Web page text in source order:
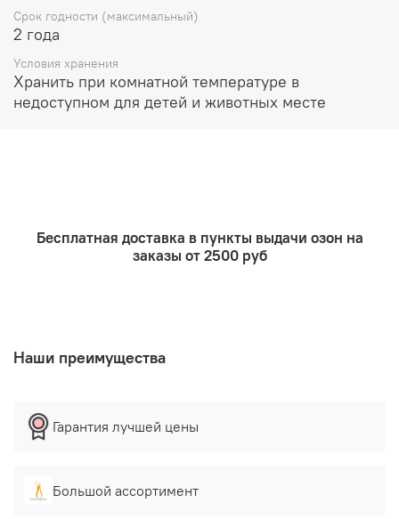
Растворимость:жирорастворим.
Растительные воски и парафин используется до 10%
Подходит для использования в мыле с нуля
Срок годности (максимальный)
2 года
Условия хранения
Хранить при комнатной температуре в
недоступном для детей и животных месте
Бесплатная доставка в пункты выдачи озон на
заказы от 2500 руб
Наши преимущества
Гарантия лучшей цены
Большой ассортимент